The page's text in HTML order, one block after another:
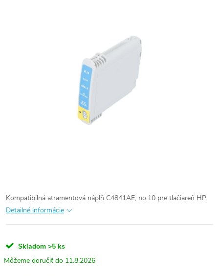
Kompatibilná atramentová náplň C4841AE, no.10 pre tlačiareň HP.
Detailné informácie
Skladom >5 ks
11.8.2026